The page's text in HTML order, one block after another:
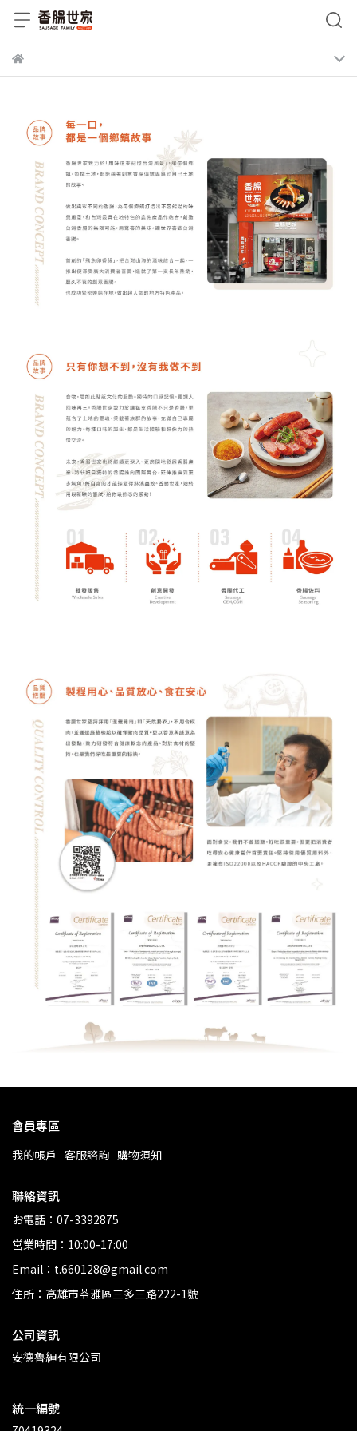
會員專區
我的帳戶 客服諮詢 購物須知
聯絡資訊
お電話：07-3392875
営業時間：10:00-17:00
Email：t.660128@gmail.com
住所：高雄市苓雅區三多三路222-1號
公司資訊
安德魯紳有限公司
統一編號